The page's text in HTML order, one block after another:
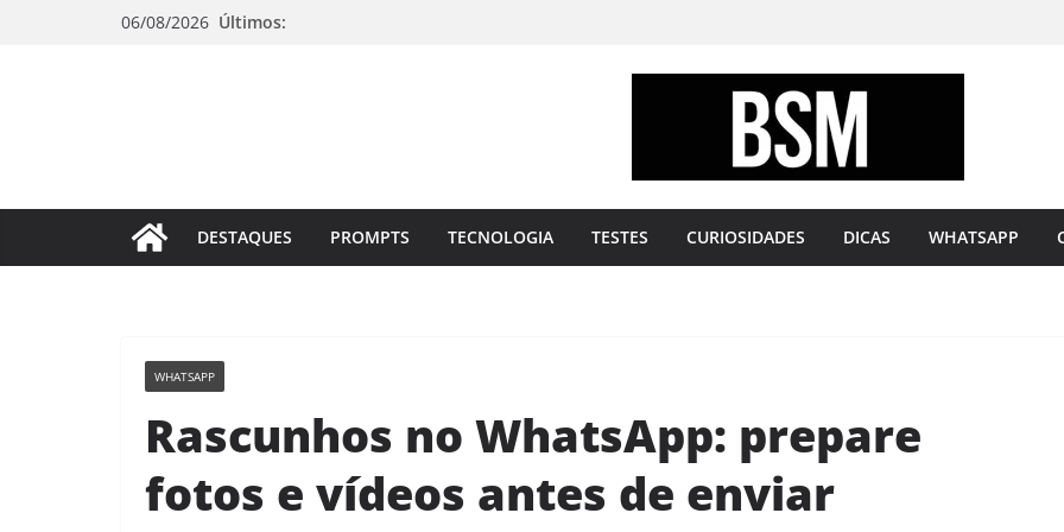
06/08/2026 Últimos:
sua
Mente
DESTAQUES PROMPTS TECNOLOGIA TESTES CURIOSIDADES DICAS WHATSAPP
WHATSAPP
Rascunhos no WhatsApp: prepare
fotos e vídeos antes de enviar